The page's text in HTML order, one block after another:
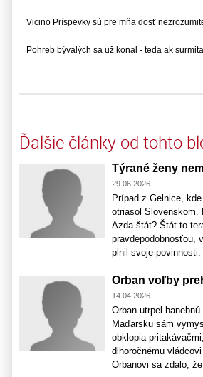
Vicino Príspevky sú pre mňa dosť
Pohreb bývalých sa už konal - teda ak
Ďalšie články od tohto
Týrané ženy
29.06.2026
Prípad z Gelnice,
otriasol Slovenskom.
Azda štát? Štát to
pravdepodobnosťou,
plnil svoje
Orban voľby
14.04.2026
Orban utrpel
Maďarsku sám
obklopia
dlhoročnému
Orbanovi sa zdalo,